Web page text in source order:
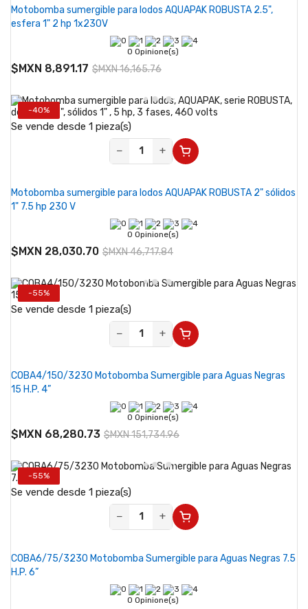
Motobomba sumergible para lodos AQUAPAK ROBUSTA 2.5",
esfera 1" 2 hp 1x230V
0 Opinione(s)
$MXN 8,891.17 $MXN 16,165.76
-40%
Se vende desde 1 pieza(s)
−
+
Motobomba sumergible para lodos AQUAPAK ROBUSTA 2" sólidos
1" 7.5 hp 230 V
0 Opinione(s)
$MXN 28,030.70 $MXN 46,717.84
-55%
Se vende desde 1 pieza(s)
−
+
COBA4/150/3230 Motobomba Sumergible para Aguas Negras
15 H.P. 4”
0 Opinione(s)
$MXN 68,280.73 $MXN 151,734.96
-55%
Se vende desde 1 pieza(s)
−
+
COBA6/75/3230 Motobomba Sumergible para Aguas Negras 7.5
H.P. 6”
0 Opinione(s)